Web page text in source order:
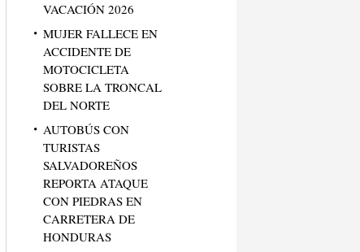
VACACIÓN 2026
MUJER FALLECE EN
ACCIDENTE DE
MOTOCICLETA
SOBRE LA TRONCAL
DEL NORTE
AUTOBÚS CON
TURISTAS
SALVADOREÑOS
REPORTA ATAQUE
CON PIEDRAS EN
CARRETERA DE
HONDURAS